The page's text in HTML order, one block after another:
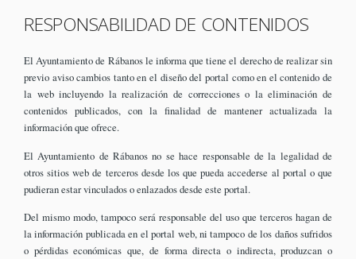
RESPONSABILIDAD DE CONTENIDOS
El Ayuntamiento de Rábanos le informa que tiene el derecho de realizar sin
previo aviso cambios tanto en el diseño del portal como en el contenido de
la web incluyendo la realización de correcciones o la eliminación de
contenidos publicados, con la finalidad de mantener actualizada la
información que ofrece.
El Ayuntamiento de Rábanos no se hace responsable de la legalidad de
otros sitios web de terceros desde los que pueda accederse al portal o que
pudieran estar vinculados o enlazados desde este portal.
Del mismo modo, tampoco será responsable del uso que terceros hagan de
la información publicada en el portal web, ni tampoco de los daños sufridos
o pérdidas económicas que, de forma directa o indirecta, produzcan o